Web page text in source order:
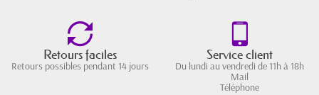
Retours faciles
Retours possibles pendant 14 jours
Service client
Du lundi au vendredi de 11h à 18h
Mail
Téléphone